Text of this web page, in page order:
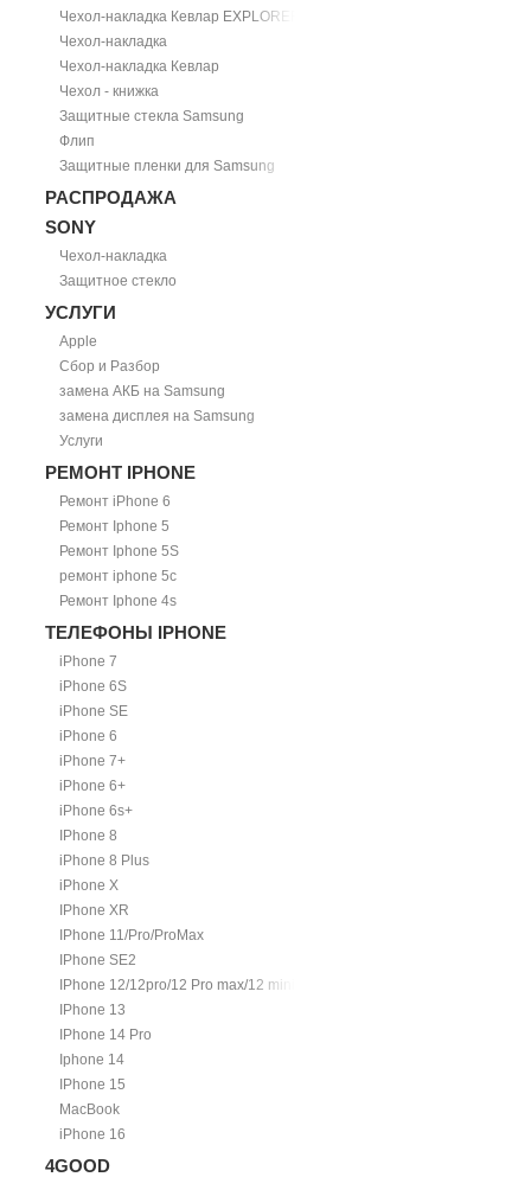
Чехол-накладка Кевлар EXPLORER
Чехол-накладка
Чехол-накладка Кевлар
Чехол - книжка
Защитные стекла Samsung
Флип
Защитные пленки для Samsung
РАСПРОДАЖА
SONY
Чехол-накладка
Защитное стекло
УСЛУГИ
Apple
Сбор и Разбор
замена АКБ на Samsung
замена дисплея на Samsung
Услуги
РЕМОНТ IPHONE
Ремонт iPhone 6
Ремонт Iphone 5
Ремонт Iphone 5S
ремонт iphone 5c
Ремонт Iphone 4s
ТЕЛЕФОНЫ IPHONE
iPhone 7
iPhone 6S
iPhone SE
iPhone 6
iPhone 7+
iPhone 6+
iPhone 6s+
IPhone 8
iPhone 8 Plus
iPhone X
IPhone XR
IPhone 11/Pro/ProMax
IPhone SE2
IPhone 12/12pro/12 Pro max/12 mini.
IPhone 13
IPhone 14 Pro
Iphone 14
IPhone 15
MacBook
iPhone 16
4GOOD